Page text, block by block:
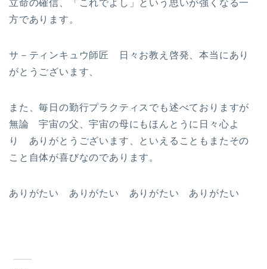
立命の確信、「これでよし」という思いが強くなる一
方であります。
サ－ティンキュウ師匠 日々お教え啓発、本当にあり
がとうございます、
また、毎日の勤行プラクティスでも述べておりますが
無論 宇宙の父、宇宙の母にもほんとうに日々心よ
り ありがとうございます、といえることもまたその
こと自体が喜びなのであります。
ありがたい ありがたい ありがたい ありがたい